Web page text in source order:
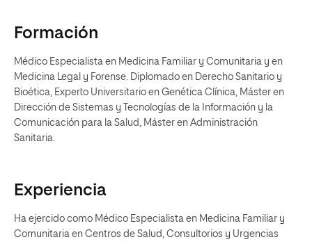
Formación
Médico Especialista en Medicina Familiar y Comunitaria y en
Medicina Legal y Forense. Diplomado en Derecho Sanitario y
Bioética, Experto Universitario en Genética Clínica, Máster en
Dirección de Sistemas y Tecnologías de la Información y la
Comunicación para la Salud, Máster en Administración
Sanitaria.
Experiencia
Ha ejercido como Médico Especialista en Medicina Familiar y
Comunitaria en Centros de Salud, Consultorios y Urgencias